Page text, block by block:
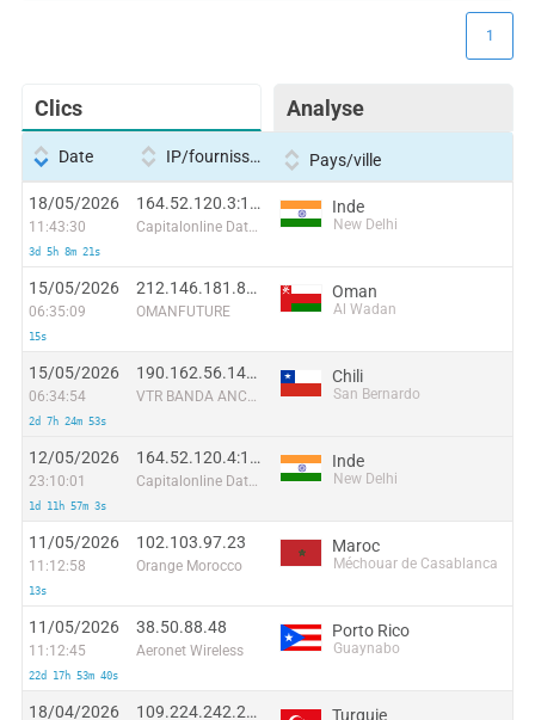
Clics Analyse
1
Date IP/fournisseur Pays/ville
18/05/2026
11:43:30
3d 5h 8m 21s
164.52.120.3:12691
Capitalonline Data Service (HK) Co
Inde
New Delhi
15/05/2026
06:35:09
15s
212.146.181.88:38791
OMANFUTURE
Oman
Al Wadan
15/05/2026
06:34:54
2d 7h 24m 53s
190.162.56.140:37604
VTR BANDA ANCHA S.A.
Chili
San Bernardo
12/05/2026
23:10:01
1d 11h 57m 3s
164.52.120.4:12041
Capitalonline Data Service (HK) Co
Inde
New Delhi
11/05/2026
11:12:58
13s
102.103.97.23
Orange Morocco
Maroc
Méchouar de Casablanca
11/05/2026
11:12:45
22d 17h 53m 40s
38.50.88.48
Aeronet Wireless
Porto Rico
Guaynabo
18/04/2026 109.224.242.207 Turquie